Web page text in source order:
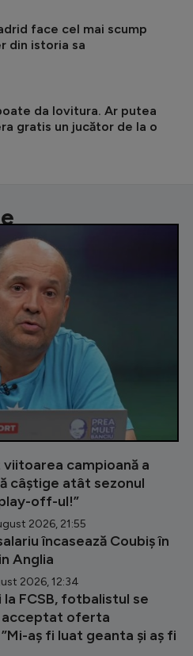
face cel mai scump
din istoria sa
da lovitura. Ar putea
gratis un jucător de la o
viitoarea campioană a
câștige atât sezonul
off-ul!”
2026, 21:55
încasează Coubiș în
Anglia
2026, 12:34
FCSB, fotbalistul se
acceptat oferta
aș fi luat geanta și aș fi